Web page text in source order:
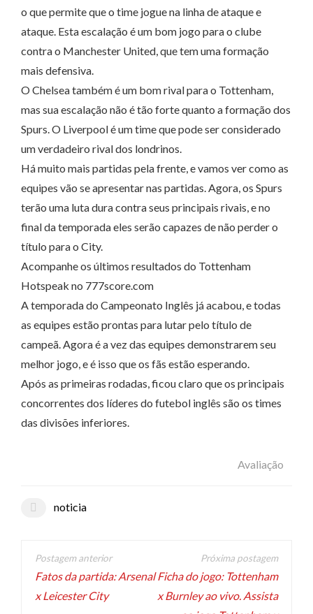
o que permite que o time jogue na linha de ataque e
ataque. Esta escalação é um bom jogo para o clube
contra o Manchester United, que tem uma formação
mais defensiva.
O Chelsea também é um bom rival para o Tottenham,
mas sua escalação não é tão forte quanto a formação dos
Spurs. O Liverpool é um time que pode ser considerado
um verdadeiro rival dos londrinos.
Há muito mais partidas pela frente, e vamos ver como as
equipes vão se apresentar nas partidas. Agora, os Spurs
terão uma luta dura contra seus principais rivais, e no
final da temporada eles serão capazes de não perder o
título para o City.
Acompanhe os últimos resultados do Tottenham
Hotspeak no 777score.com
A temporada do Campeonato Inglês já acabou, e todas
as equipes estão prontas para lutar pelo título de
campeã. Agora é a vez das equipes demonstrarem seu
melhor jogo, e é isso que os fãs estão esperando.
Após as primeiras rodadas, ficou claro que os principais
concorrentes dos líderes do futebol inglês são os times
das divisões inferiores.
Avaliação
noticia
Navegação
de
artigos
Fatos da partida: Arsenal
x Leicester City
Ficha do jogo: Tottenham
x Burnley ao vivo. Assista